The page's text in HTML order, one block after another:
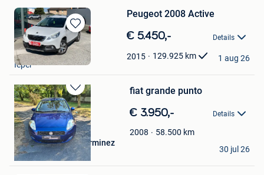
Bewaren
in
Mijn
Favorieten
Peugeot 2008 Active
€ 5.450,- Details
2015 129.925 km
forrest
Ieper
1 aug 26
Bewaren
in
Mijn
Favorieten
fiat grande punto
€ 3.950,- Details
2008 58.500 km
auto's en motoren lerminez
Ieper
30 jul 26